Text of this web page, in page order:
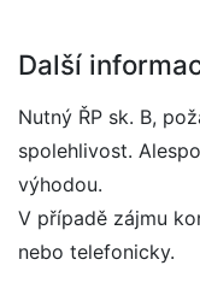
Další
Nutný ŘP sk. B,
spolehlivost.
výhodou.
V případě zájmu
nebo telefonicky.